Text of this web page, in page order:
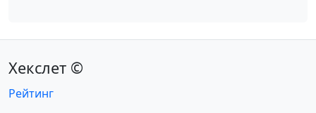
Хекслет ©
Рейтинг